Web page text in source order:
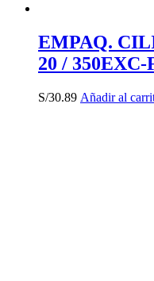
EMPAQ.
20 / 350EXC-
S/30.89 Añadir al